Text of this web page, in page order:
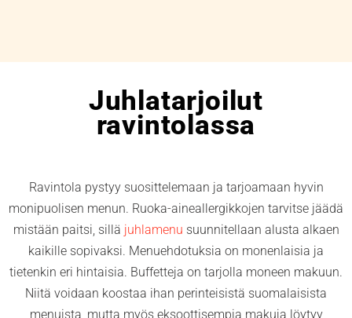
Juhlatarjoilut
ravintolassa
Ravintola pystyy suosittelemaan ja tarjoamaan hyvin
monipuolisen menun. Ruoka-aineallergikkojen tarvitse jäädä
mistään paitsi, sillä juhlamenu suunnitellaan alusta alkaen
kaikille sopivaksi. Menuehdotuksia on monenlaisia ja
tietenkin eri hintaisia. Buffetteja on tarjolla moneen makuun.
Niitä voidaan koostaa ihan perinteisistä suomalaisista
menuista, mutta myös eksoottisempia makuja löytyy